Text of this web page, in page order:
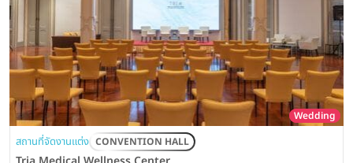
Wedding
สถานที่จัดงานแต่ง CONVENTION HALL